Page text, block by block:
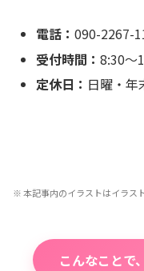
電話：090-2267-
受付時間：8:30〜
定休日： 日曜・年
※ 本記事内のイラストはイラス
こんなことで